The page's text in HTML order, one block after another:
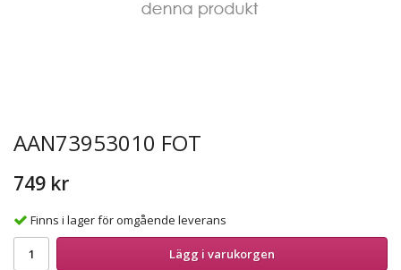
AAN73953010 FOT
749 kr
Finns i lager för omgående leverans
Lägg i varukorgen